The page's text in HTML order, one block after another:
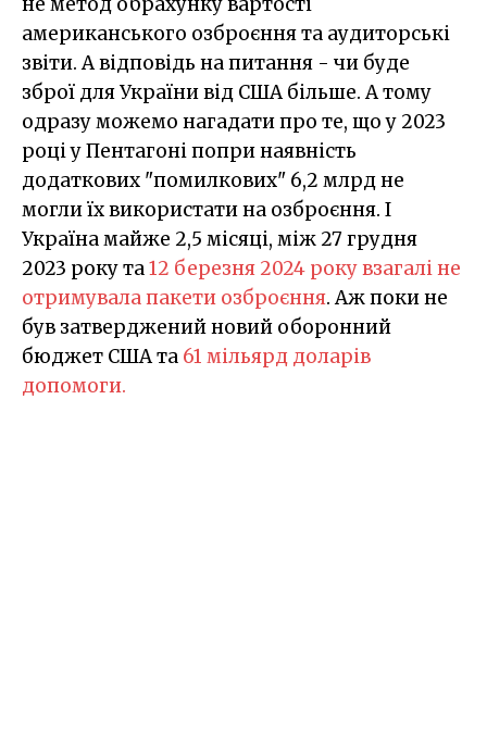
американського озброєння та аудиторські
звіти. А відповідь на питання - чи буде
зброї для України від США більше. А тому
одразу можемо нагадати про те, що у 2023
році у Пентагоні попри наявність
додаткових "помилкових" 6,2 млрд не
могли їх використати на озброєння. І
Україна майже 2,5 місяці, між 27 грудня
2023 року та12 березня 2024 року взагалі не
отримувала пакети озброєння. Аж поки не
був затверджений новий оборонний
бюджет США та 61 мільярд доларів
допомоги.